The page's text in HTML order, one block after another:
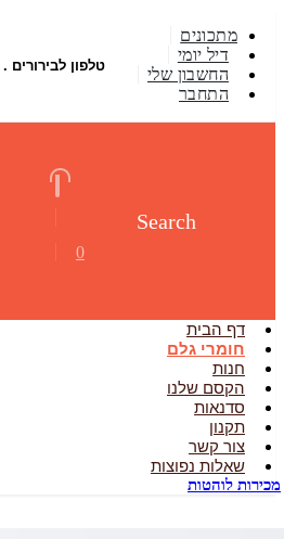
מתכונים
דיל יומי
החשבון שלי
התחבר
טלפון לבירורים .
Search
0
דף הבית
חומרי גלם
חנות
הקסם שלנו
סדנאות
תקנון
צור קשר
שאלות נפוצות
מכירות לוהטות